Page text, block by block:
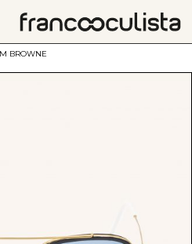
BROWNE